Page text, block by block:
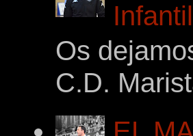
Os
C.D.